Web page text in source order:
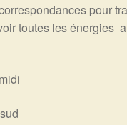
pour
toutes les énergies